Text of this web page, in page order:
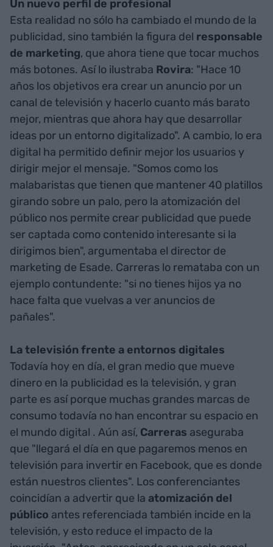
Un nuevo perfil de profesional
Esta realidad no sólo ha cambiado el mundo de la
publicidad, sino también la figura del responsable
de marketing, que ahora tiene que tocar muchos
más botones. Así lo ilustraba Rovira: "Hace 10
años los objetivos era crear un anuncio por un
canal de televisión y hacerlo cuanto más barato
mejor, mientras que ahora hay que desarrollar
ideas por un entorno digitalizado". A cambio, lo era
digital ha permitido definir mejor los usuarios y
dirigir mejor el mensaje. "Somos como los
malabaristas que tienen que mantener 40 platillos
girando sobre un palo, pero la atomización del
público nos permite crear publicidad que puede
ser captada como contenido interesante si la
dirigimos bien", argumentaba el director de
marketing de Esade. Carreras lo remataba con un
ejemplo contundente: "si no tienes hijos ya no
hace falta que vuelvas a ver anuncios de
pañales".
La televisión frente a entornos digitales
Todavía hoy en día, el gran medio que mueve
dinero en la publicidad es la televisión, y gran
parte es así porque muchas grandes marcas de
consumo todavía no han encontrar su espacio en
el mundo digital . Aún así, Carreras aseguraba
que "llegará el día en que pagaremos menos en
televisión para invertir en Facebook, que es donde
están nuestros clientes". Los conferenciantes
coincidían a advertir que la atomización del
público antes referenciada también incide en la
televisión, y esto reduce el impacto de la